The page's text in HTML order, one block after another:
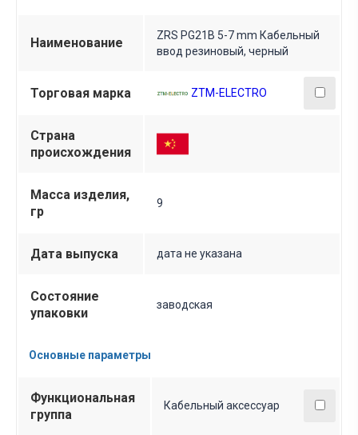
Наименование
ZRS PG21B 5-7 mm Кабельный
ввод резиновый, черный
Торговая марка ZTM-ELECTRO
Страна
происхождения
Масса изделия,
гр
9
Дата выпуска дата не указана
Состояние
упаковки
заводская
Основные параметры
Функциональная
группа
Кабельный аксессуар